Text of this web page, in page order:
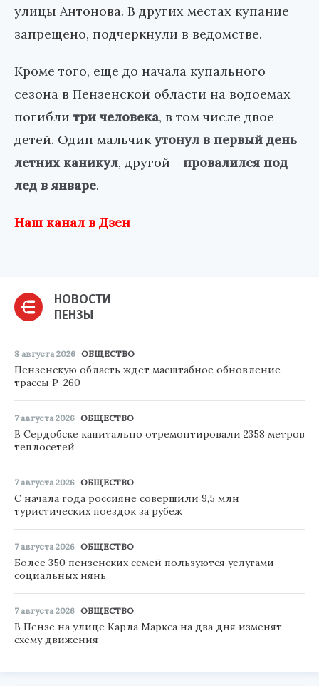
улицы Антонова. В других местах купание
запрещено, подчеркнули в ведомстве.
Кроме того, еще до начала купального
сезона в Пензенской области на водоемах
погибли три человека, в том числе двое
детей. Один мальчикутонул в первый день
летних каникул, другой - провалился под
лед в январе.
Наш канал в Дзен
НОВОСТИ
ПЕНЗЫ
8 августа 2026 ОБЩЕСТВО
Пензенскую область ждет масштабное обновление
трассы Р-260
7 августа 2026 ОБЩЕСТВО
В Сердобске капитально отремонтировали 2358 метров
теплосетей
7 августа 2026 ОБЩЕСТВО
С начала года россияне совершили 9,5 млн
туристических поездок за рубеж
7 августа 2026 ОБЩЕСТВО
Более 350 пензенских семей пользуются услугами
социальных нянь
7 августа 2026 ОБЩЕСТВО
В Пензе на улице Карла Маркса на два дня изменят
схему движения